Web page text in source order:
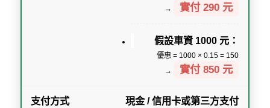
→
實付 290 元
假設車資 1000 元：
優惠 = 1000 × 0.15 = 150
→
實付 850 元
現金 / 信用卡或第三方支付